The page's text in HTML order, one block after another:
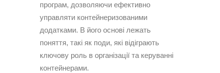
програм, дозволяючи ефективно
управляти контейнеризованими
додатками. В його основі лежать
поняття, такі як поди, які відіграють
ключову роль в організації та керуванні
контейнерами.